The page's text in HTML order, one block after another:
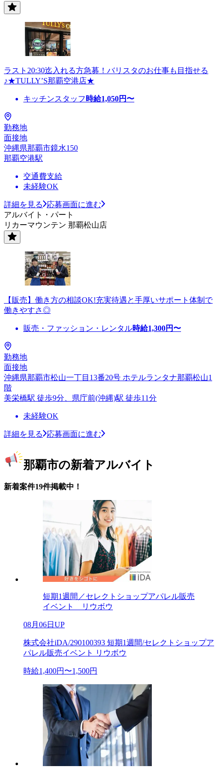
ラスト20:30迄入れる方急募！バリスタのお仕事も目指せる
♪★TULLY’S那覇空港店★
キッチンスタッフ 時給1,050円〜
勤務地
面接地
沖縄県那覇市鏡水150
那覇空港駅
交通費支給
未経験OK
詳細を見る
応募画面に進む
アルバイト・パート
リカーマウンテン 那覇松山店
【販売】働き方の相談OK!充実待遇と手厚いサポート体制で
働きやすさ◎
販売・ファッション・レンタル時給1,300円〜
勤務地
面接地
沖縄県那覇市松山一丁目13番20号 ホテルランタナ那覇松山1
階
美栄橋駅 徒歩9分、県庁前(沖縄)駅 徒歩11分
未経験OK
詳細を見る 応募画面に進む
那覇市の新着アルバイト
新着案件19件掲載中！
短期1週間／セレクトショップアパレル販売
イベント リウボウ
08月06日UP
株式会社iDA/290100393 短期1週間/セレクトショップア
パレル販売イベント リウボウ
時給1,400円〜1,500円